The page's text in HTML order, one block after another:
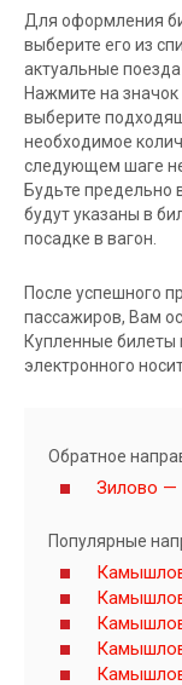
Для оформления
выберите его из
актуальные
Нажмите на значок
выберите
необходимое
следующем шаге
Будьте
будут указаны в
посадке в вагон.
После успешного
пассажиров, Вам
Купленные билеты
электронного
Обратное
Зилово
Популярные